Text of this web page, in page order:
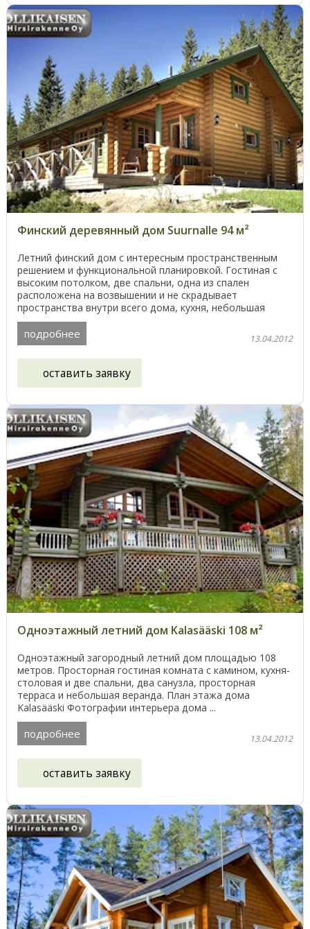
Финский деревянный дом Suurnalle 94 м²
Летний финский дом с интересным пространственным
решением и функциональной планировкой. Гостиная с
высоким потолком, две спальни, одна из спален
расположена на возвышении и не скрадывает
пространства внутри всего дома, кухня, небольшая
летняя ...
подробнее 13.04.2012
оставить заявку
Одноэтажный летний дом Kalasääski 108 м²
Одноэтажный загородный летний дом площадью 108
метров. Просторная гостиная комната с камином, кухня-
столовая и две спальни, два санузла, просторная
терраса и небольшая веранда. План этажа дома
Kalasääski Фотографии интерьера дома ...
подробнее 13.04.2012
оставить заявку